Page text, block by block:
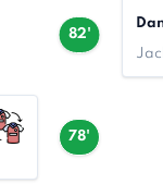
82'
78'